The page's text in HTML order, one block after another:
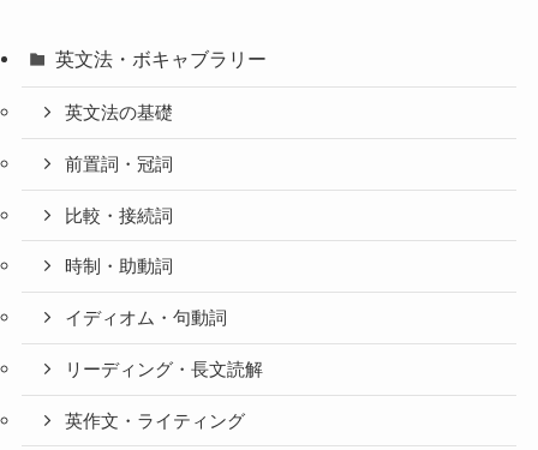
英文法・ボキャブラリー
英文法の基礎
前置詞・冠詞
比較・接続詞
時制・助動詞
イディオム・句動詞
リーディング・長文読解
英作文・ライティング